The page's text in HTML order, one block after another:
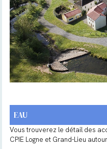
EAU
Vous trouverez le détail des
CPIE Logne et Grand-Lieu